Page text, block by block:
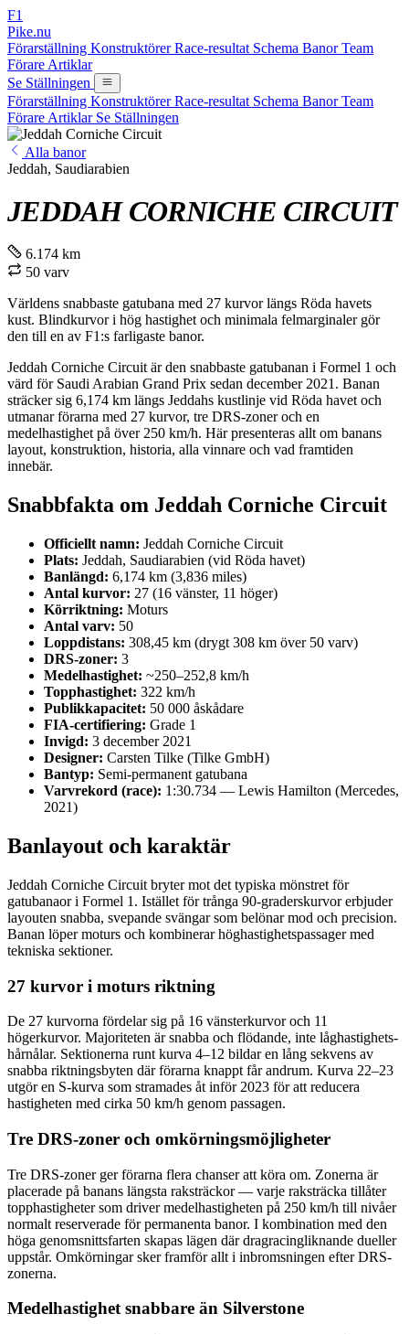
F1
Pike.nu
Förarställning KonstruktörerRace-resultat Schema BanorTeam
Förare Artiklar
Se Ställningen
Förarställning KonstruktörerRace-resultat Schema BanorTeam
Förare Artiklar Se Ställningen
Alla banor
Jeddah, Saudiarabien
JEDDAH CORNICHE CIRCUIT
6.174 km
50 varv
Världens snabbaste gatubana med 27 kurvor längs Röda havets
kust. Blindkurvor i hög hastighet och minimala felmarginaler gör
den till en av F1:s farligaste banor.
Jeddah Corniche Circuit är den snabbaste gatubanan i Formel 1 och
värd för Saudi Arabian Grand Prix sedan december 2021. Banan
sträcker sig 6,174 km längs Jeddahs kustlinje vid Röda havet och
utmanar förarna med 27 kurvor, tre DRS-zoner och en
medelhastighet på över 250 km/h. Här presenteras allt om banans
layout, konstruktion, historia, alla vinnare och vad framtiden
innebär.
Snabbfakta om Jeddah Corniche Circuit
Officiellt namn: Jeddah Corniche Circuit
Plats: Jeddah, Saudiarabien (vid Röda havet)
Banlängd: 6,174 km (3,836 miles)
Antal kurvor: 27 (16 vänster, 11 höger)
Körriktning: Moturs
Antal varv: 50
Loppdistans: 308,45 km (drygt 308 km över 50 varv)
DRS-zoner: 3
Medelhastighet: ~250–252,8 km/h
Topphastighet: 322 km/h
Publikkapacitet: 50 000 åskådare
FIA-certifiering: Grade 1
Invigd: 3 december 2021
Designer: Carsten Tilke (Tilke GmbH)
Bantyp: Semi-permanent gatubana
Varvrekord (race): 1:30.734 — Lewis Hamilton (Mercedes,
2021)
Banlayout och karaktär
Jeddah Corniche Circuit bryter mot det typiska mönstret för
gatubanaor i Formel 1. Istället för trånga 90-graderskurvor erbjuder
layouten snabba, svepande svängar som belönar mod och precision.
Banan löper moturs och kombinerar höghastighetspassager med
tekniska sektioner.
27 kurvor i moturs riktning
De 27 kurvorna fördelar sig på 16 vänsterkurvor och 11
högerkurvor. Majoriteten är snabba och flödande, inte låghastighets-
hårnålar. Sektionerna runt kurva 4–12 bildar en lång sekvens av
snabba riktningsbyten där förarna knappt får andrum. Kurva 22–23
utgör en S-kurva som stramades åt inför 2023 för att reducera
hastigheten med cirka 50 km/h genom passagen.
Tre DRS-zoner och omkörningsmöjligheter
Tre DRS-zoner ger förarna flera chanser att köra om. Zonerna är
placerade på banans längsta raksträckor — varje raksträcka tillåter
topphastigheter som driver medelhastigheten på 250 km/h till nivåer
normalt reserverade för permanenta banor. I kombination med den
höga genomsnittsfarten skapas lägen där dragracingliknande dueller
uppstår. Omkörningar sker framför allt i inbromsningen efter DRS-
zonerna.
Medelhastighet snabbare än Silverstone